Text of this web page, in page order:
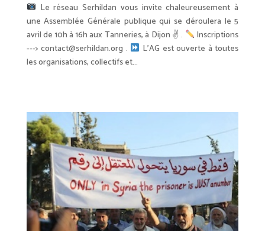
⁩ ⁨Le réseau Serhildan vous invite chaleureusement à
une Assemblée Générale publique qui se déroulera le 5
avril de 10h à 16h aux Tanneries, à Dijon ✌ .
Inscriptions
---> contact@serhildan.org .
L'AG est ouverte à toutes
les organisations, collectifs et...